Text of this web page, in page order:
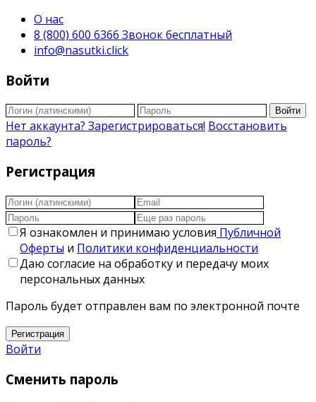
О нас
8 (800) 600 6366 Звонок бесплатный
info@nasutki.click
Войти
Войти
Нет аккаунта? Зарегистрироваться! Восстановить
пароль?
Регистрация
Я ознакомлен и принимаю условия Публичной
Оферты и Политики конфиденциальности
Даю согласие на обработку и передачу моих
персональных данных
Пароль будет отправлен вам по электронной почте
Регистрация
Войти
Сменить пароль